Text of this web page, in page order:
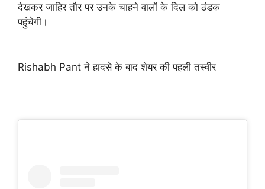
देखकर जाहिर तौर पर उनके चाहने वालों के दिल को ठंडक
पहुंचेगी।
Rishabh Pant ने हादसे के बाद शेयर की पहली तस्वीर